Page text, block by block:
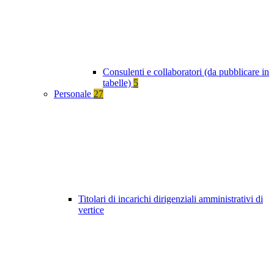
Consulenti e collaboratori (da pubblicare in
tabelle) 5
Personale 27
Titolari di incarichi dirigenziali amministrativi di
vertice